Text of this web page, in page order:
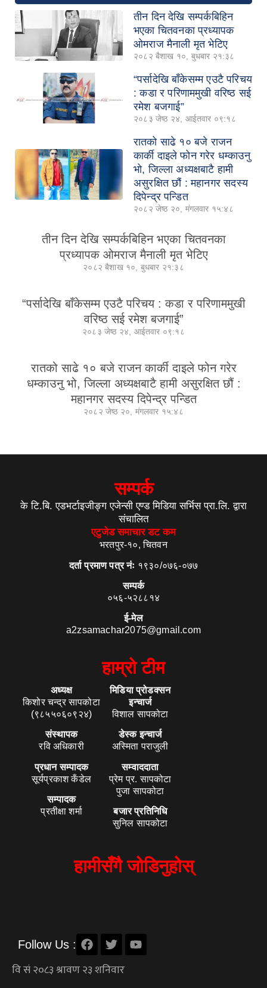
तीन दिन देखि सम्पर्कबिहिन
भएका चितवनका प्रध्यापक
ओमराज मैनाली मृत भेटिए
२०८२ बैशाख १०, बुधबार २१:३८
“पर्सादेखि बाँकेसम्म एउटै परिचय
: कडा र परिणाममुखी वरिष्ठ सई
रमेश बजगाई”
२०८३ जेष्ठ २४, आईतवार ०९:१८
रातको साढे १० बजे राजन
कार्की दाइले फोन गरेर धम्काउनु
भो, जिल्ला अध्यक्षबाटै हामी
असुरक्षित छौं : महानगर सदस्य
दिपेन्द्र पन्डित
२०८२ जेष्ठ २०, मंगलवार १५:४८
तीन दिन देखि सम्पर्कबिहिन भएका चितवनका
प्रध्यापक ओमराज मैनाली मृत भेटिए
२०८२ बैशाख १०, बुधबार २१:३८
“पर्सादेखि बाँकेसम्म एउटै परिचय : कडा र परिणाममुखी
वरिष्ठ सई रमेश बजगाई”
२०८३ जेष्ठ २४, आईतवार ०९:१८
रातको साढे १० बजे राजन कार्की दाइले फोन गरेर
धम्काउनु भो, जिल्ला अध्यक्षबाटै हामी असुरक्षित छौं :
महानगर सदस्य दिपेन्द्र पन्डित
२०८२ जेष्ठ २०, मंगलवार १५:४८
सम्पर्क
के टि.बि. एडभर्टाइजीङ्ग एजेन्सी एण्ड मिडिया सर्भिस प्रा.लि. द्वारा
संचालित
एटुजेड समाचार डट कम
भरतपुर-१०, चितवन
दर्ता प्रमाण पत्र नंः १९३०/०७६-०७७
सम्पर्क
०५६-५२८८१४
ई-मेल
a2zsamachar2075@gmail.com
हाम्रो टीम
अध्यक्ष
किशोर चन्द्र सापकोटा
(९८५५०६०९२४)
संस्थापक
रवि अधिकारी
प्रधान सम्पादक
सूर्यप्रकाश कँडेल
सम्पादक
प्रतीक्षा शर्मा
मिडिया प्रोडक्सन
इन्चार्ज
विशाल सापकोटा
डेस्क इन्चार्ज
अस्मिता पराजुली
सम्वाददाता
प्रेम प्र. सापकोटा
पुजा सापकोटा
बजार प्रतिनिधि
सुनिल सापकोटा
हामीसँगै जोडिनुहोस्
Follow Us :